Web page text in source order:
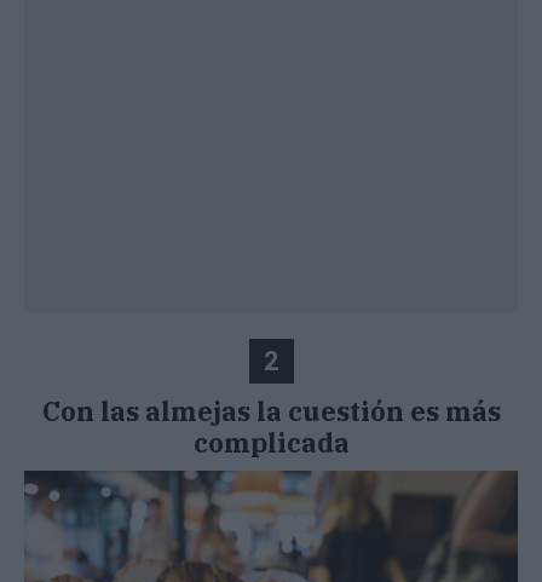
2
Con las almejas la cuestión es más
complicada